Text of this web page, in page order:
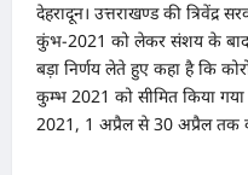
देहरादून। उत्तराखण्ड की त्रिवेंद्र
कुंभ-2021 को लेकर संशय के
बड़ा निर्णय लेते हुए कहा है कि
कुम्भ 2021 को सीमित किया
2021, 1 अप्रैल से 30 अप्रैल तक